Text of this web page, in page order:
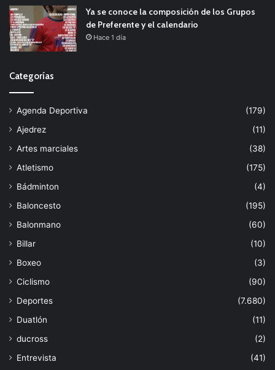
Ya se conoce la composición de los Grupos
de Preferente y el calendario
Hace 1 día
Categorías
Agenda Deportiva
(179)
Ajedrez
(11)
Artes marciales
(38)
Atletismo
(175)
Bádminton
(4)
Baloncesto
(195)
Balonmano
(60)
Billar
(10)
Boxeo
(3)
Ciclismo
(90)
Deportes
(7.680)
Duatlón
(11)
ducross
(2)
Entrevista
(41)